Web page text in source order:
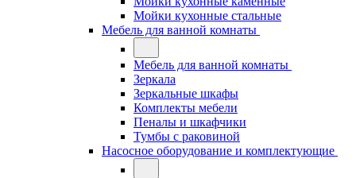
Мойки кухонные стальные
Мебель для ванной комнаты
Мебель для ванной комнаты
Зеркала
Зеркальные шкафы
Комплекты мебели
Пеналы и шкафчики
Тумбы с раковиной
Насосное оборудование и комплектующие